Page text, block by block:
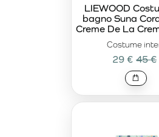
Costume
LIEWOOD
bagno Suna
Creme De La
29 € 45 €